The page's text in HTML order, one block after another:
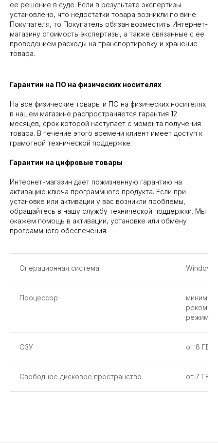
ее решение в суде. Если в результате экспертизы
установлено, что недостатки товара возникли по вине
Покупателя, то Покупатель обязан возместить Интернет-
магазину стоимость экспертизы, а также связанные с ее
проведением расходы на транспортировку и хранение
товара.
Гарантии на ПО на физических носителях
На все физические товары и ПО на физических носителях
в нашем магазине распространяется гарантия 12
месяцев, срок которой наступает с момента получения
товара. В течение этого времени клиент имеет доступ к
грамотной технической поддержке.
Гарантии на цифровые товары
Интернет-магазин дает пожизненную гарантию на
активацию ключа программного продукта. Если при
установке или активации у вас возникли проблемы,
обращайтесь в нашу службу технической поддержки. Мы
окажем помощь в активации, установке или обмену
программного обеспечения.
Операционная система Windows
Процессор
режиме
ОЗУ от 8 ГБ
Свободное дисковое пространство от 7 ГБ